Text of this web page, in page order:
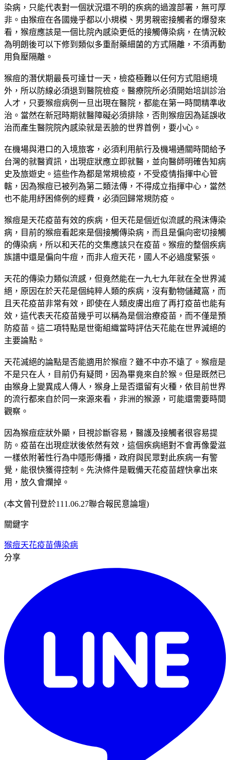
染病，只能代表對一個狀況還不明的疾病的過渡部署，無可厚
非。由猴痘在各國幾乎都以小規模、男男親密接觸者的爆發來
看，猴痘應該是一個比院內感染更低的接觸傳染病，在情況較
為明朗後可以下修到類似多重耐藥細菌的方式隔離，不須再動
用負壓隔離。
猴痘的潛伏期最長可達廿一天，檢疫極難以任何方式阻絕境
外，所以防線必須退到醫院檢疫。醫療院所必須開始培訓診治
人才，只要猴痘病例一旦出現在醫院，都能在第一時間精準收
治。當然在新冠時期就醫障礙必須排除，否則猴痘因為延誤收
治而產生醫院院內感染就是丟臉的世界首例，要小心。
在機場與港口的入境旅客，必須利用航行及機場通關時間給予
台灣的就醫資訊，出現症狀應立即就醫，並向醫師明確告知病
史及旅遊史。這些作為都是常規檢疫，不受疫情指揮中心管
轄，因為猴痘已被列為第二類法傳，不得成立指揮中心，當然
也不能用紓困條例的經費，必須回歸常規防疫。
猴痘是天花疫苗有效的疾病，但天花是個近似流感的飛沫傳染
病，目前的猴痘看起來是個接觸傳染病，而且是偏向密切接觸
的傳染病，所以和天花的交集應該只在疫苗。猴痘的整個疾病
族譜中還是偏向牛痘，而非人痘天花，國人不必過度緊張。
天花的傳染力類似流感，但竟然能在一九七九年就在全世界滅
絕，原因在於天花是個純粹人類的疾病，沒有動物儲藏窩，而
且天花疫苗非常有效，即使在人類皮膚出痘了再打疫苗也能有
效，這代表天花疫苗幾乎可以稱為是個治療疫苗，而不僅是預
防疫苗。這二項特點是世衛組織當時評估天花能在世界滅絕的
主要論點。
天花滅絕的論點是否能適用於猴痘？雖不中亦不遠了。猴痘是
不是只在人，目前仍有疑問，因為畢竟來自於猴。但是既然已
由猴身上變異成人傳人，猴身上是否還留有火種，依目前世界
的流行都來自於同一來源來看，非洲的猴源，可能還需要時間
觀察。
因為猴痘症狀外顯，目視診斷容易，醫護及接觸者很容易提
防。疫苗在出現症狀後依然有效，這個疾病絕對不會再像愛滋
一樣依附著性行為中隱形傳播，政府與民眾對此疾病一有警
覺，能很快獲得控制。先決條件是戰備天花疫苗趕快拿出來
用，放久會爛掉。
(本文曾刊登於111.06.27聯合報民意論壇)
關鍵字
猴痘天花疫苗傳染病
分享